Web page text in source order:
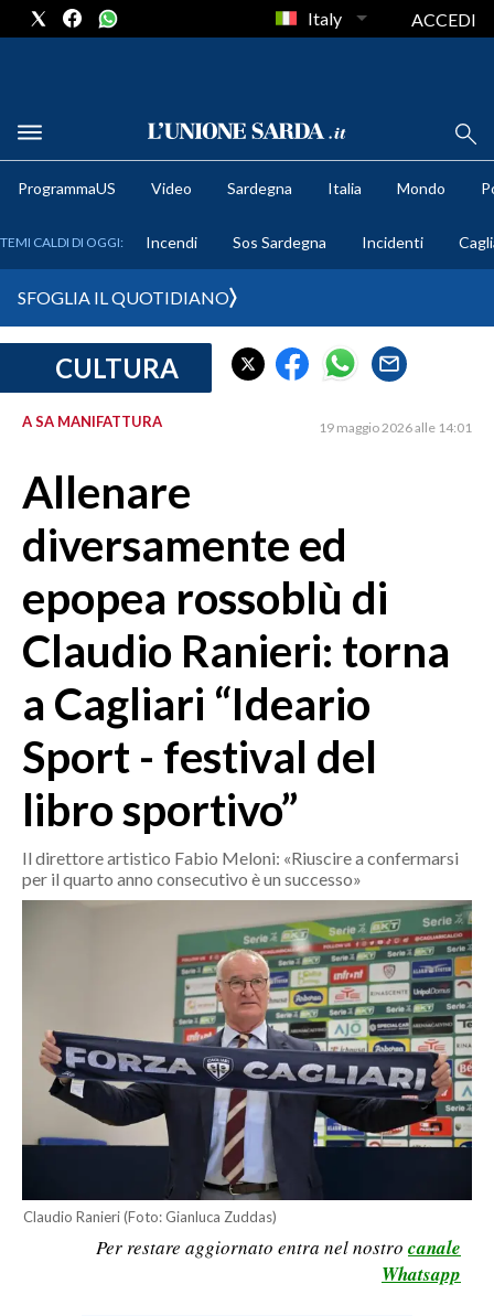
METEO
CRONACA SARDEGNA
MEDIO CAMPIDANO
ORISTANO E PROVINCIA
GALLURA
NUORO E PROVINCIA
OGLIASTRA
AGENDA
CRONACA
ITALIA
MONDO
POLITICA
BANDI
SPORT IN SARDEGNA
RISULTATI E CLASSIFICHE
CALCIO
CALCIO REGIONALE
Italy ACCEDI
ProgrammaUS Video Sardegna Italia Mondo
TEMI CALDI DI OGGI: Incendi Sos Sardegna Incidenti
SFOGLIA IL QUOTIDIANO
CULTURA
A SA MANIFATTURA 19 maggio 2026 alle 14:01
Allenare
diversamente ed
epopea rossoblù di
Claudio Ranieri: torna
a Cagliari “Ideario
Sport - festival del
libro sportivo”
Il direttore artistico Fabio Meloni: «Riuscire a confermarsi
per il quarto anno consecutivo è un successo»
Claudio Ranieri (Foto: Gianluca Zuddas)
Per restare aggiornato entra nel nostro canale
Whatsapp